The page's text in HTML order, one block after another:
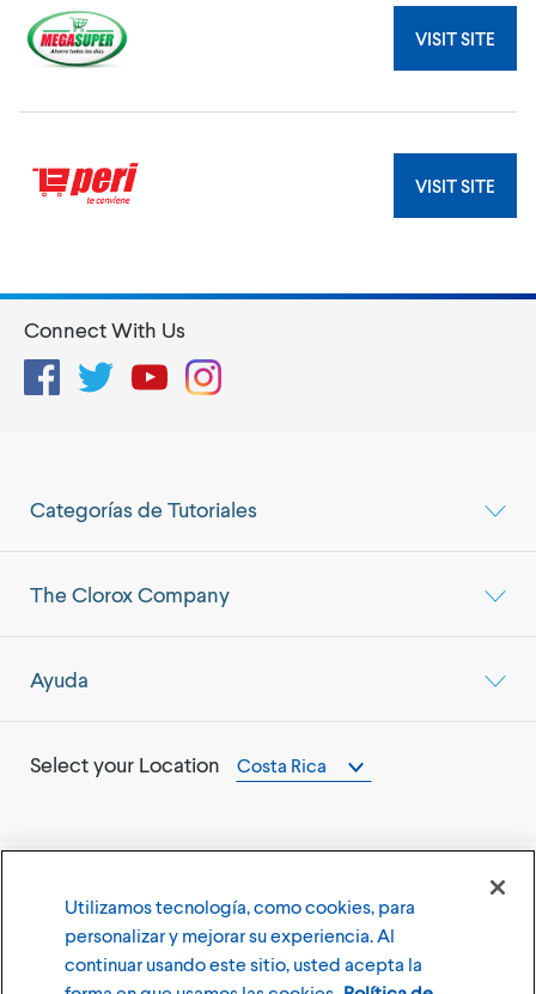
VISIT SITE
VISIT SITE
Categorías de Tutoriales
The Clorox Company
Ayuda
Select your Location Costa Rica
Connect With Us
FacebookTwitterYouTubeInstagram
Terms of Use Privacy Policy
Utilizamos tecnología, como cookies, para
personalizar y mejorar su experiencia. Al
continuar usando este sitio, usted acepta la